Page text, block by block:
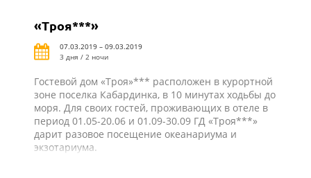
«Троя***»
07.03.2019 – 09.03.2019
3 дня / 2 ночи
Гостевой дом «Троя»*** расположен в курортной
зоне поселка Кабардинка, в 10 минутах ходьбы до
моря. Для своих гостей, проживающих в отеле в
период 01.05-20.06 и 01.09-30.09 ГД «Троя***»
дарит разовое посещение океанариума и
экзотариума.